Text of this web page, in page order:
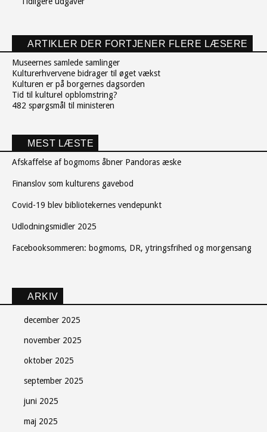
ARTIKLER DER FORTJENER FLERE LÆSERE
Museernes samlede samlinger
Kulturerhvervene bidrager til øget vækst
Kulturen er på borgernes dagsorden
Tid til kulturel opblomstring?
482 spørgsmål til ministeren
MEST LÆSTE
Afskaffelse af bogmoms åbner Pandoras æske
Finanslov som kulturens gavebod
Covid-19 blev bibliotekernes vendepunkt
Udlodningsmidler 2025
Facebooksommeren: bogmoms, DR, ytringsfrihed og morgensang
ARKIV
december 2025
november 2025
oktober 2025
september 2025
juni 2025
maj 2025